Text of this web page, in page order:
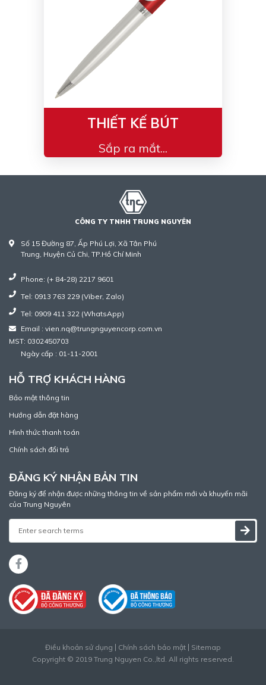
THIẾT KẾ BÚT
Sắp ra mắt...
CÔNG TY TNHH TRUNG NGUYÊN
Số 15 Đường 87, Ấp Phú Lợi, Xã Tân Phú
Trung, Huyện Củ Chi, TP.Hồ Chí Minh
Phone: (+ 84-28) 2217 9601
Tel: 0913 763 229 (Viber, Zalo)
Tel: 0909 411 322 (WhatsApp)
Email : vien.nq@trungnguyencorp.com.vn
MST: 0302450703
Ngày cấp : 01-11-2001
HỖ TRỢ KHÁCH HÀNG
Bảo mật thông tin
Hướng dẫn đặt hàng
Hình thức thanh toán
Chính sách đổi trả
ĐĂNG KÝ NHẬN BẢN TIN
Đăng ký để nhận được những thông tin về sản phẩm mới và khuyến mãi
của Trung Nguyên
Điều khoản sử dụng Chính sách bảo mật
Sitemap
Copyright © 2019 Trung Nguyen Co.,ltd. All rights reserved.